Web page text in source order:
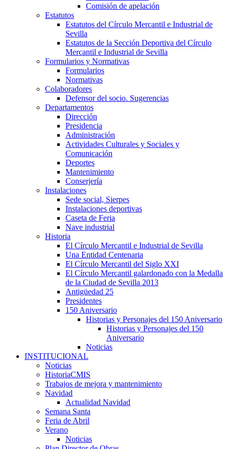
Comisión de apelación
Estatutos
Estatutos del Círculo Mercantil e Industrial de
Sevilla
Estatutos de la Sección Deportiva del Círculo
Mercantil e Industrial de Sevilla
Formularios y Normativas
Formularios
Normativas
Colaboradores
Defensor del socio. Sugerencias
Departamentos
Dirección
Presidencia
Administración
Actividades Culturales y Sociales y
Comunicación
Deportes
Mantenimiento
Conserjería
Instalaciones
Sede social, Sierpes
Instalaciones deportivas
Caseta de Feria
Nave industrial
Historia
El Círculo Mercantil e Industrial de Sevilla
Una Entidad Centenaria
El Círculo Mercantil del Siglo XXI
El Círculo Mercantil galardonado con la Medalla
de la Ciudad de Sevilla 2013
Antigüedad 25
Presidentes
150 Aniversario
Historias y Personajes del 150 Aniversario
Historias y Personajes del 150
Aniversario
Noticias
INSTITUCIONAL
Noticias
HistoriaCMIS
Trabajos de mejora y mantenimiento
Navidad
Actualidad Navidad
Semana Santa
Feria de Abril
Verano
Noticias